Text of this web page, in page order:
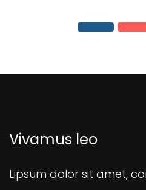
Vivamus leo
Lipsum dolor sit amet,